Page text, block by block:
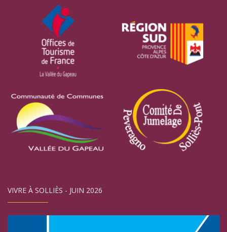
VIVRE À SOLLIÈS - JUIN 2026